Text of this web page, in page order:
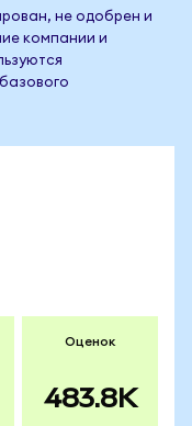
не одобрен и
компании и
Оценок
483.8K